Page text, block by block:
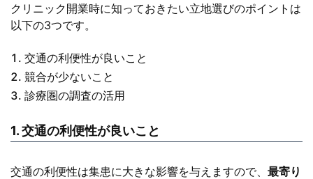
クリニック開業時に知っておきたい立地選びのポイントは
以下の3つです。
交通の利便性が良いこと
競合が少ないこと
診療圏の調査の活用
1. 交通の利便性が良いこと
交通の利便性は集患に大きな影響を与えますので、 最寄り